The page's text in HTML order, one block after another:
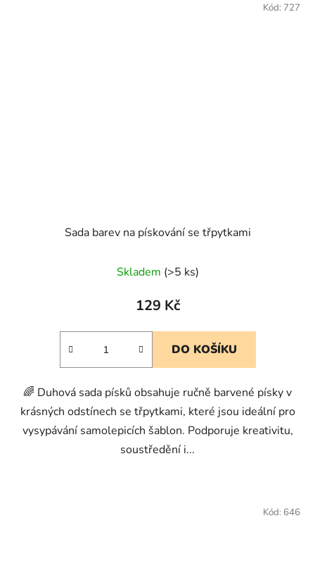
Sada barev na pískování se třpytkami
Skladem (>5 ks)
129 Kč
DO KOŠÍKU
🌈 Duhová sada písků obsahuje ručně barvené písky v
krásných odstínech se třpytkami, které jsou ideální pro
vysypávání samolepicích šablon. Podporuje kreativitu,
soustředění i...
Kód: 727
Kód: 646